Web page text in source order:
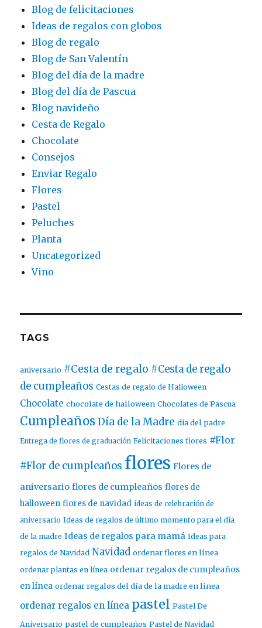
Blog de felicitaciones
Ideas de regalos con globos
Blog de regalo
Blog de San Valentín
Blog del día de la madre
Blog del día de Pascua
Blog navideño
Cesta de Regalo
Chocolate
Consejos
Enviar Regalo
Flores
Pastel
Peluches
Planta
Uncategorized
Vino
TAGS
aniversario #Cesta de regalo #Cesta de regalo
de cumpleaños Cestas de regalo de Halloween
Chocolate chocolate de halloween Chocolates de Pascua
Cumpleaños Día de la Madre dia del padre
Entrega de flores de graduación Felicitaciones flores #Flor
#Flor de cumpleaños flores Flores de
aniversario flores de cumpleaños flores de
halloween flores de navidad ideas de celebración de
aniversario Ideas de regalos de último momento para el día
de la madre Ideas de regalos para mamá Ideas para
regalos de Navidad Navidad ordenar flores en línea
ordenar plantas en línea ordenar regalos de cumpleaños
en línea ordenar regalos del día de la madre en línea
ordenar regalos en línea pastel Pastel De
Aniversario pastel de cumpleaños Pastel de Navidad